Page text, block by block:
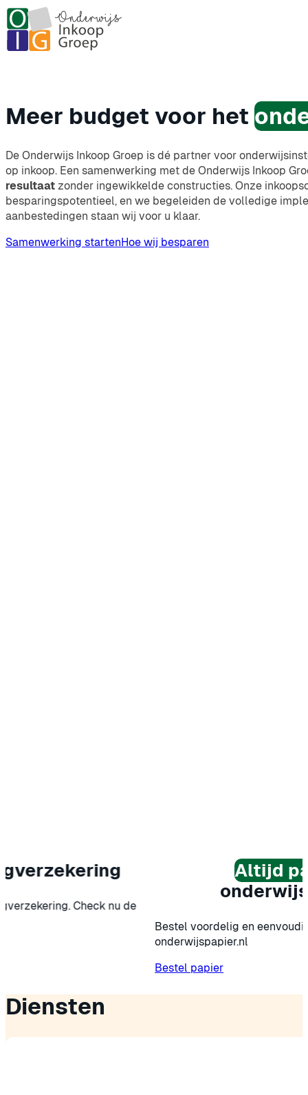
Meer budget voor het
De Onderwijs Inkoop Groep is dé partner voor
op inkoop. Een samenwerking met de Onderwijs Inkoop
resultaat zonder ingewikkelde constructies. Onze
besparingspotentieel, en we begeleiden de volledige
aanbestedingen staan wij voor u klaar.
Samenwerking startenHoe wij besparen
Check nu de
Altijd papier
Bestel voordelig en eenvoudig jouw
onderwijspapier.nl
Bestel papier
Diensten